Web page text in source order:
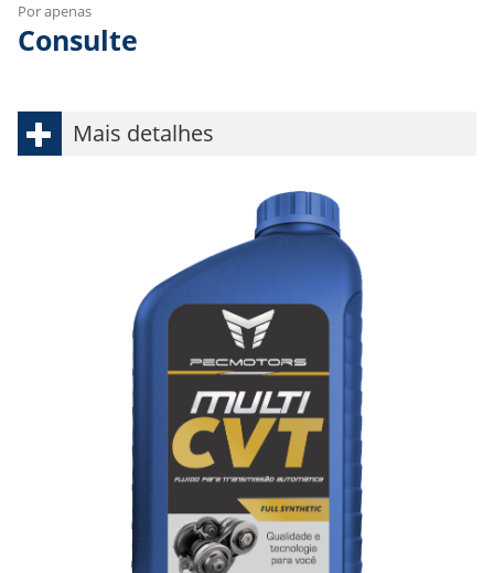
Por apenas
Consulte
Mais detalhes